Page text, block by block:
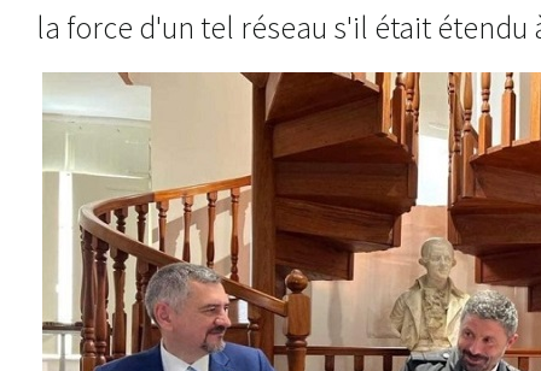
la force d'un tel réseau s'il était étendu